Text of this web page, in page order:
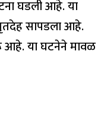
घडली आहे. या
सापडला आहे.
आहे. या घटनेने मावळ